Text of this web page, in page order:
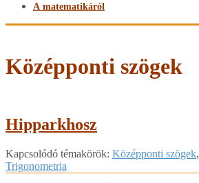
A matematikáról
Középponti szögek
Hipparkhosz
2018-
02-
Kapcsolódó témakörök: Középponti szögek,
Trigonometria